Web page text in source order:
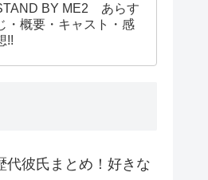
BY ME2 あらす
・概要・キャスト・感
!!
代彼氏まとめ！好きな